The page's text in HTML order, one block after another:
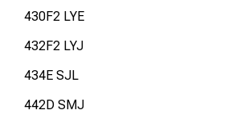
430F2 LYE
432F2 LYJ
434E SJL
442D SMJ